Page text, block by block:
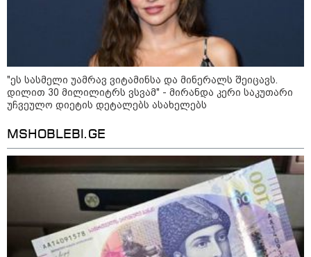
"ეს სასმელი უამრავ ვიტამინსა და მინერალს შეიცავს.
დილით 30 მილილიტრს ვსვამ" - მირანდა კერი საკუთარი
უჩვეულო დიეტის დეტალებს ასახელებს
MSHOBLEBI.GE